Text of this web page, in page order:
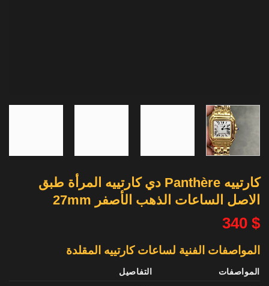
كارتييه Panthère دي كارتييه المرأة طبق
الاصل الساعات الذهب الأصفر 27mm
340 $
المواصفات الفنية لساعات كارتييه المقلدة
المواصفات
التفاصيل